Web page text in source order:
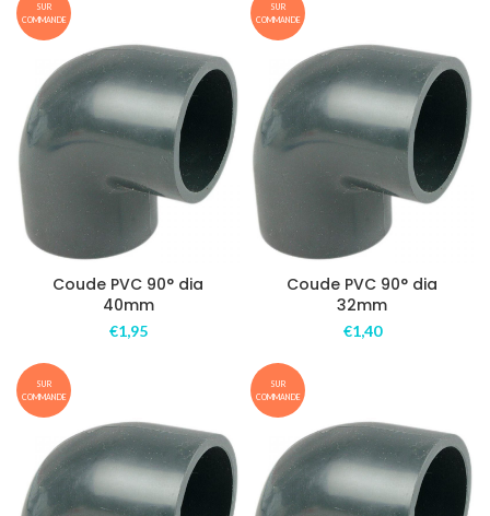
SUR
COMMANDE
Coude PVC 90° dia
40mm
€1,95
SUR
COMMANDE
Coude PVC 90° dia
32mm
€1,40
SUR
COMMANDE
SUR
COMMANDE